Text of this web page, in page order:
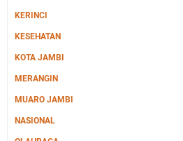
KERINCI
KESEHATAN
KOTA JAMBI
MERANGIN
MUARO JAMBI
NASIONAL